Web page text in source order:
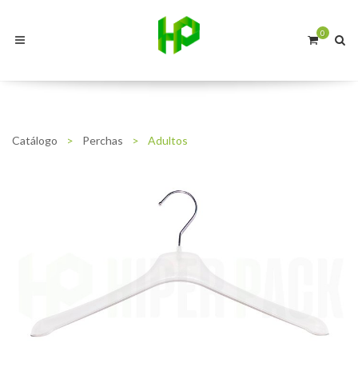
0
Catálogo > Perchas > Adultos